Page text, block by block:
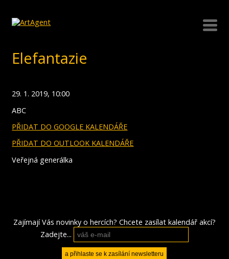
Elefantazie
29. 1. 2019, 10:00
ABC
PŘIDAT DO GOOGLE KALENDÁŘE
PŘIDAT DO OUTLOOK KALENDÁŘE
Veřejná generálka
Zajímají Vás novinky o hercích? Chcete zasílat kalendář akcí?
Zadejte...